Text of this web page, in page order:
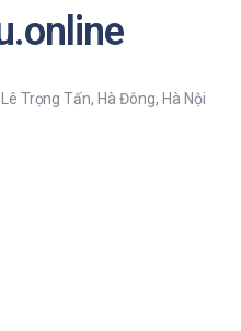
Trọng Tấn, Hà Đông, Hà Nội